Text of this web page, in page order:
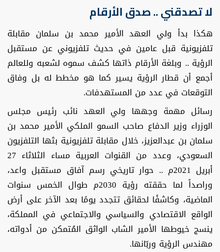
لا تصدقني .. صدق الأرقام
هكذا بدأ ولي العهد الأمير محمد بن سلمان مقابلة
تلفزيونية قبل عامين في حديث تلفزيوني عن مستقبل
الرؤية .. وبلغة الأرقام ذاتها كشف سموه لشعبه وللعالم
أجمع أن قطار الرؤية يسير كما هو مخطط له بل وفاق
التوقعات في عدد من المستهدفات.
رسائل مهمة وجهها ولي العهد نائب رئيس مجلس
الوزراء وزير الدفاع صاحب السمو الملكي الأمير محمد بن
سلمان بن عبدالعزيز، خلال مقابلة تلفزيونية بثها التلفزيون
السعودي، وعدد من القنوات العربية مساء الثلاثاء 27
أبريل 2021م .. حوار تاريخي رسم آفاق مستقبل واعد،
وراصداً لما حققته رؤية 2030م طوال الخمس سنوات
الماضية، وكاشفًا لحقائق تتجدد يومًا بعد الآخر على أرض
الواقع الاقتصادي والسياسي والاجتماعي في المملكة،
ينسج خيوطها الأمير الشاب الواثق المُتمكن من أدواته،
مهندس الرؤية وربّانها.